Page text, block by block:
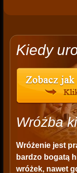
Kiedy
Wróżba
Wróżenie jest
bardzo bogatą
wróżek, nawet